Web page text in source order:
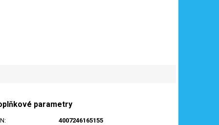
parametry
: 4007246165155